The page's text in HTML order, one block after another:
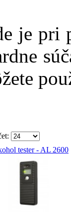
je pri
tester - AL 2600